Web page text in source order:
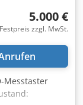
5.000 €
Festpreis zzgl. MwSt.
Messtaster